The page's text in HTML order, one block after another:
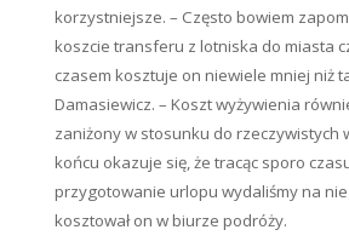
korzystniejsze. – Często bowiem
koszcie transferu z lotniska do miasta
czasem kosztuje on niewiele mniej niż
Damasiewicz. – Koszt wyżywienia
zaniżony w stosunku do rzeczywistych
końcu okazuje się, że tracąc sporo
przygotowanie urlopu wydaliśmy na
kosztował on w biurze podróży.